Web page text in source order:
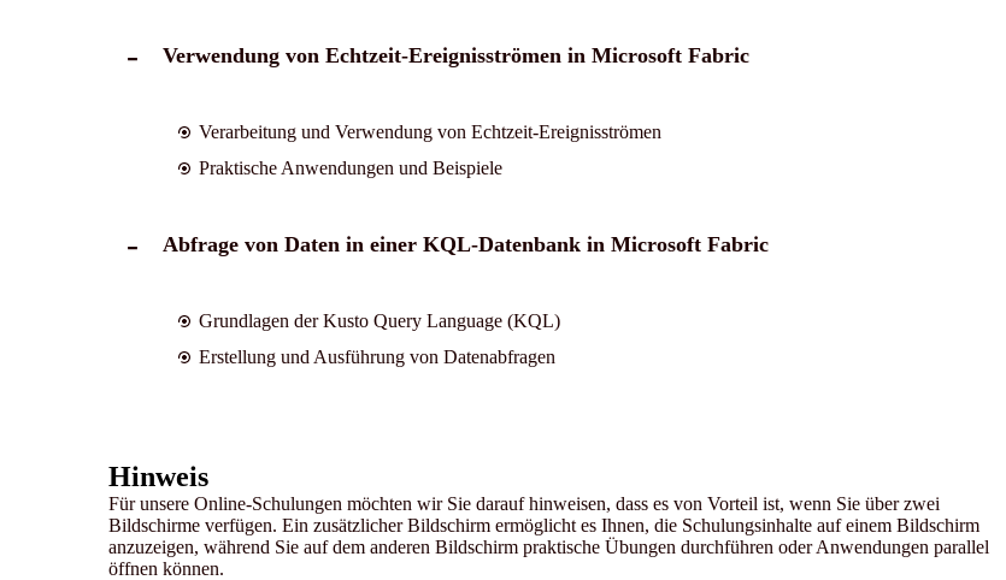
Verwendung von Echtzeit-Ereignisströmen in Microsoft Fabric
Verarbeitung und Verwendung von Echtzeit-Ereignisströmen
Praktische Anwendungen und Beispiele
Abfrage von Daten in einer KQL-Datenbank in Microsoft Fabric
Grundlagen der Kusto Query Language (KQL)
Erstellung und Ausführung von Datenabfragen
Hinweis
Für unsere Online-Schulungen möchten wir Sie darauf hinweisen, dass es von Vorteil ist, wenn Sie über zwei
Bildschirme verfügen. Ein zusätzlicher Bildschirm ermöglicht es Ihnen, die Schulungsinhalte auf einem Bildschirm
anzuzeigen, während Sie auf dem anderen Bildschirm praktische Übungen durchführen oder Anwendungen parallel
öffnen können.